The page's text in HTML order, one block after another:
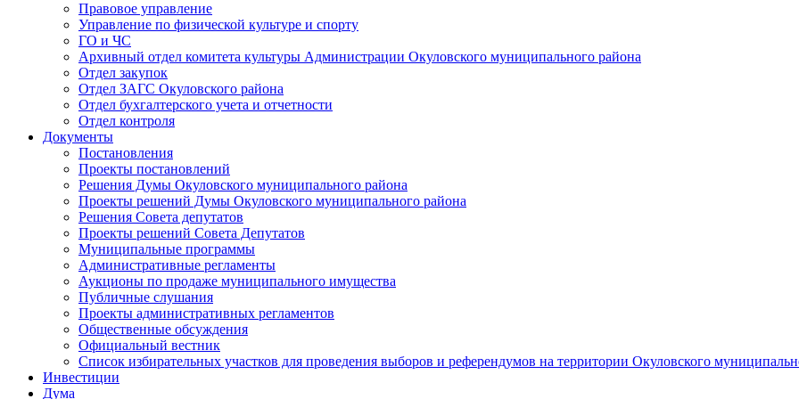
Правовое управление
Управление по физической культуре и спорту
ГО и ЧС
Архивный отдел комитета культуры Администрации Окуловского муниципального района
Отдел закупок
Отдел ЗАГС Окуловского района
Отдел бухгалтерского учета и отчетности
Отдел контроля
Документы
Постановления
Проекты постановлений
Решения Думы Окуловского муниципального района
Проекты решений Думы Окуловского муниципального района
Решения Совета депутатов
Проекты решений Совета Депутатов
Муниципальные программы
Административные регламенты
Аукционы по продаже муниципального имущества
Публичные слушания
Проекты административных регламентов
Общественные обсуждения
Официальный вестник
Список избирательных участков для проведения выборов и референдумов на территории Окуловского
Инвестиции
Дума